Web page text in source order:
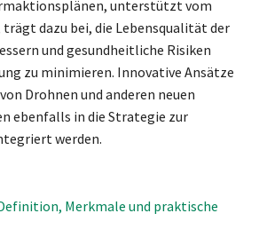
unterstützt vom
dazu bei, die Lebensqualität der
und gesundheitliche Risiken
zu minimieren. Innovative Ansätze
Drohnen und anderen neuen
ebenfalls in die Strategie zur
werden.
Merkmale und praktische